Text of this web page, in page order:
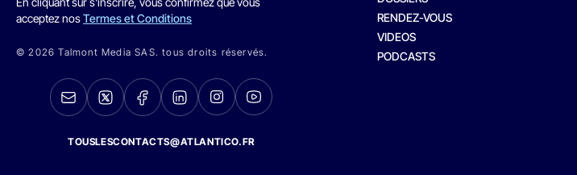
acceptez nosTermes et Conditions
© 2026 Talmont Media SAS. tous droits réservés.
TOUSLESCONTACTS@ATLANTICO.FR
RENDEZ-VOUS
VIDEOS
PODCASTS